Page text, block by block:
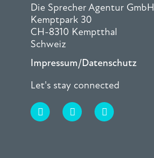
Die Sprecher Agentur GmbH
Kemptpark 30
CH-8310 Kemptthal
Schweiz
Impressum/Datenschutz
Let's stay connected